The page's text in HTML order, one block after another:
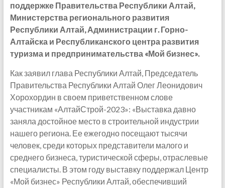
поддержке Правительства Республики Алтай,
Министерства регионального развития
Республики Алтай, Администрации г. Горно-
Алтайска и Республиканского центра развития
туризма и предпринимательства «Мой бизнес».
Как заявил глава Республики Алтай, Председатель
Правительства Республики Алтай Олег Леонидович
Хорохордин в своем приветственном слове
участникам «АлтайСтрой-2023»: «Выставка давно
заняла достойное место в строительной индустрии
нашего региона. Ее ежегодно посещают тысячи
человек, среди которых представители малого и
среднего бизнеса, туристической сферы, отраслевые
специалисты. В этом году выставку поддержал Центр
«Мой бизнес» Республики Алтай, обеспечивший